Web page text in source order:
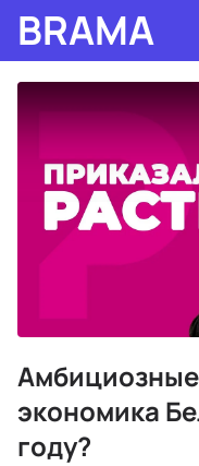
BRAMA
экономика
году?